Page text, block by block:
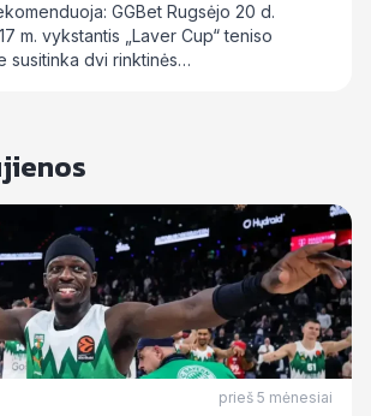
GGBet Rugsėjo 20 d.
m. vykstantis „Laver Cup“ teniso
susitinka dvi rinktinės…
prieš 5 mėnesiai